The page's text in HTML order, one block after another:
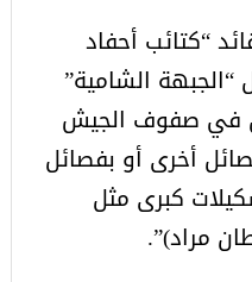
“كتائب أحفاد
“الجبهة الشامية”
في صفوف الجيش
أخرى أو بفصائل
كبرى مثل
مراد)”.